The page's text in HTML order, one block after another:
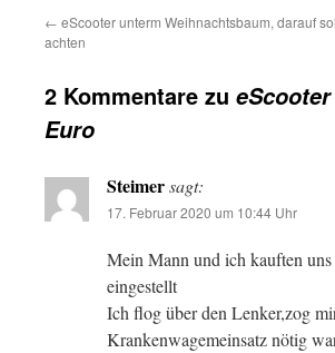
← eScooter unterm Weihnachtsbaum, darauf
achten
2 Kommentare zu
Euro
Steimersagt:
17. Februar 2020 um 10:44 Uhr
Mein Mann und ich kauften
eingestellt
Ich flog über den Lenker,zog
Krankenwagemeinsatz nötig